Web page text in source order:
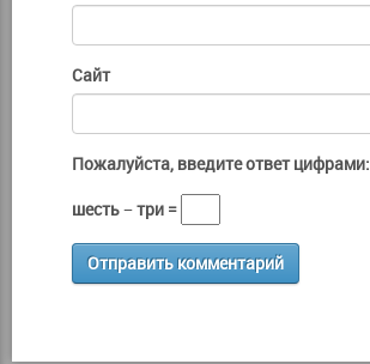
Сайт
Пожалуйста, введите ответ цифрами:
шесть − три =